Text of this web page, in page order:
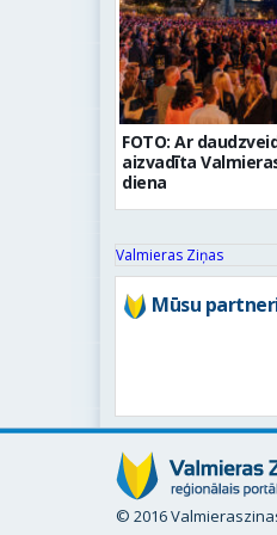
FOTO: Ar
aizvadīta
diena
Valmieras Ziņas
Mūsu
© 2016